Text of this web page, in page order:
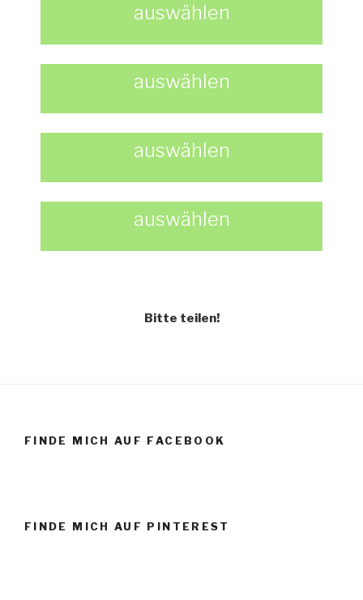
auswählen
auswählen
auswählen
auswählen
Bitte teilen!
FINDE MICH AUF FACEBOOK
FINDE MICH AUF PINTEREST